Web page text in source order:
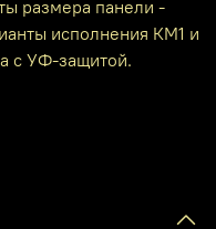
размера панели -
исполнения КМ1 и
с УФ-защитой.